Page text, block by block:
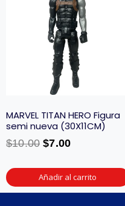
MARVEL TITAN HERO Figura
semi nueva (30X11CM)
$10.00 $7.00
Añadir al carrito